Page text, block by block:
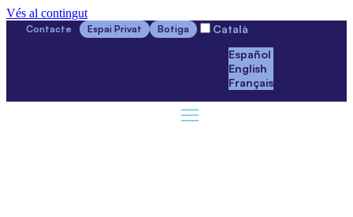
Vés al contingut
Contacte Espai Privat Botiga
Català
Español
English
Français